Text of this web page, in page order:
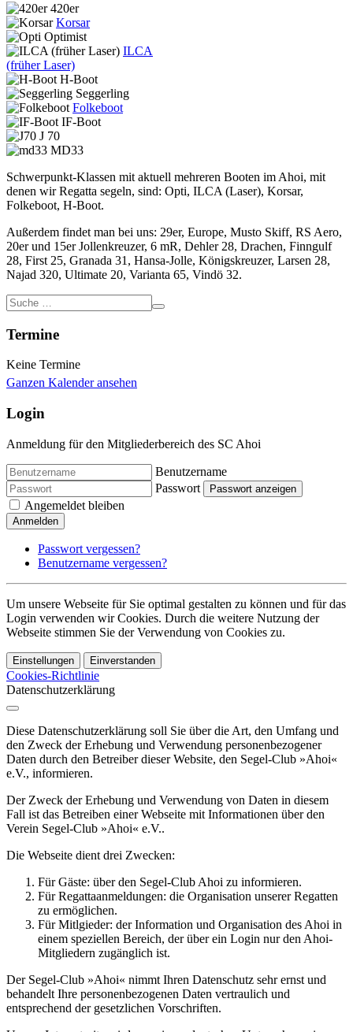
420er
Korsar
Optimist
ILCA
(früher Laser)
H-Boot
Seggerling
Folkeboot
IF-Boot
J 70
MD33
Schwerpunkt-Klassen mit aktuell mehreren Booten im Ahoi, mit
denen wir Regatta segeln, sind: Opti, ILCA (Laser), Korsar,
Folkeboot, H-Boot.
Außerdem findet man bei uns: 29er, Europe, Musto Skiff, RS Aero,
20er und 15er Jollenkreuzer, 6 mR, Dehler 28, Drachen, Finngulf
28, First 25, Granada 31, Hansa-Jolle, Königskreuzer, Larsen 28,
Najad 320, Ultimate 20, Varianta 65, Vindö 32.
Termine
Keine Termine
Ganzen Kalender ansehen
Login
Anmeldung für den Mitgliederbereich des SC Ahoi
Benutzername
Passwort
Passwort anzeigen
Angemeldet bleiben
Anmelden
Passwort vergessen?
Benutzername vergessen?
Um unsere Webseite für Sie optimal gestalten zu können und für das
Login verwenden wir Cookies. Durch die weitere Nutzung der
Webseite stimmen Sie der Verwendung von Cookies zu.
Einstellungen Einverstanden
Cookies-Richtlinie
Datenschutzerklärung
Diese Datenschutzerklärung soll Sie über die Art, den Umfang und
den Zweck der Erhebung und Verwendung personenbezogener
Daten durch den Betreiber dieser Website, den Segel-Club »Ahoi«
e.V., informieren.
Der Zweck der Erhebung und Verwendung von Daten in diesem
Fall ist das Betreiben einer Webseite mit Informationen über den
Verein Segel-Club »Ahoi« e.V..
Die Webseite dient drei Zwecken:
Für Gäste: über den Segel-Club Ahoi zu informieren.
Für Regattaanmeldungen: die Organisation unserer Regatten
zu ermöglichen.
Für Mitlgieder: der Information und Organisation des Ahoi in
einem speziellen Bereich, der über ein Login nur den Ahoi-
Mitgliedern zugänglich ist.
Der Segel-Club »Ahoi« nimmt Ihren Datenschutz sehr ernst und
behandelt Ihre personenbezogenen Daten vertraulich und
entsprechend der gesetzlichen Vorschriften.